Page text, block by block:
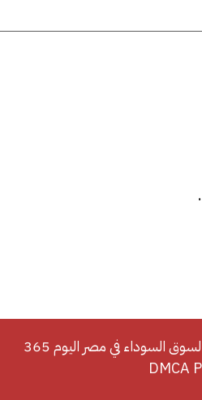
السوداء في مصر اليوم 365
DMCA